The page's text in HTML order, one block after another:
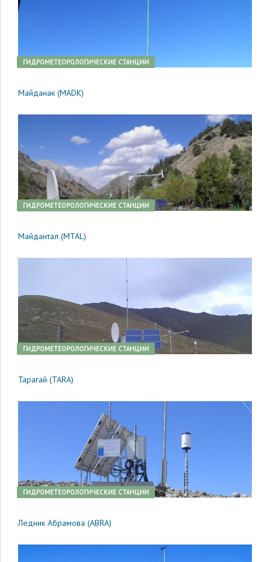
ГИДРОМЕТЕОРОЛОГИЧЕСКИЕ СТАНЦИИ
Майданак (MADK)
ГИДРОМЕТЕОРОЛОГИЧЕСКИЕ СТАНЦИИ
Майдантал (MTAL)
ГИДРОМЕТЕОРОЛОГИЧЕСКИЕ СТАНЦИИ
Тарагай (TARA)
ГИДРОМЕТЕОРОЛОГИЧЕСКИЕ СТАНЦИИ
Ледник Абрамова (ABRA)